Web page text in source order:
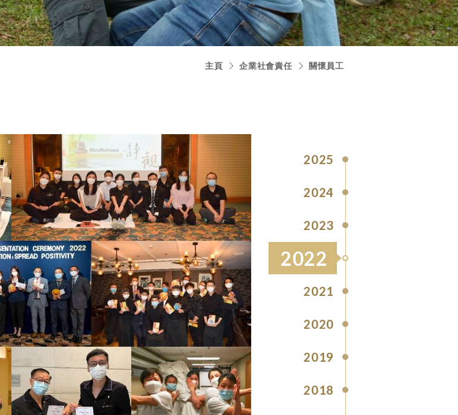
主頁 企業社會責任 關懷員工
2025
2024
2023
2022
2021
2020
2019
2018